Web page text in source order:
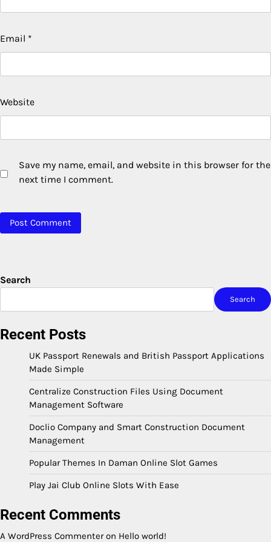
Email *
Website
Save my name, email, and website in this browser for the
next time I comment.
Search
Search
Recent Posts
UK Passport Renewals and British Passport Applications
Made Simple
Centralize Construction Files Using Document
Management Software
Doclio Company and Smart Construction Document
Management
Popular Themes In Daman Online Slot Games
Play Jai Club Online Slots With Ease
Recent Comments
A WordPress Commenteron Hello world!